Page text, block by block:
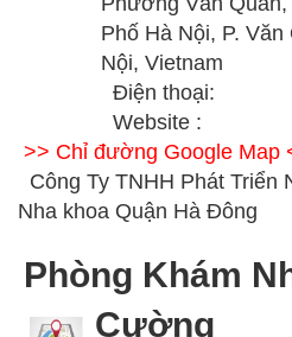
Phố Hà Nội, P.
Nội, Vietnam
Điện thoại:
Website :
>> Chỉ đường Google Map
Công Ty TNHH Phát Triển
Nha khoa Quận Hà Đông
Phòng Khám
Cường